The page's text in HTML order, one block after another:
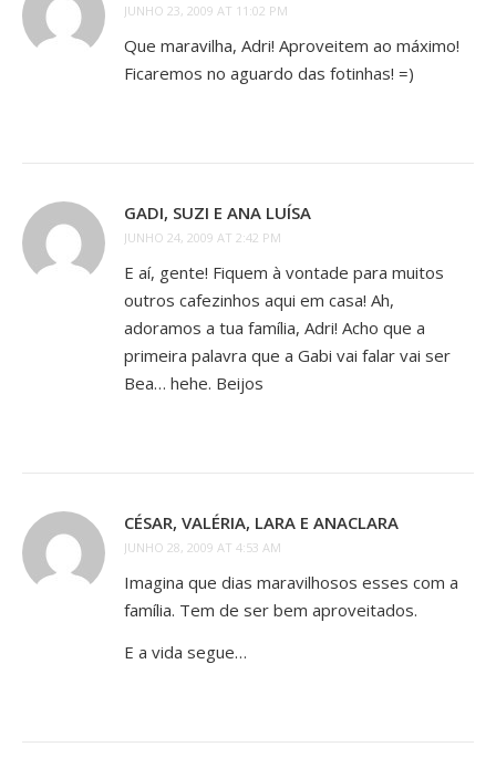
JUNHO 23, 2009 AT 11:02 PM
Que maravilha, Adri! Aproveitem ao máximo!
Ficaremos no aguardo das fotinhas! =)
GADI, SUZI E ANA LUÍSA
JUNHO 24, 2009 AT 2:42 PM
E aí, gente! Fiquem à vontade para muitos
outros cafezinhos aqui em casa! Ah,
adoramos a tua família, Adri! Acho que a
primeira palavra que a Gabi vai falar vai ser
Bea… hehe. Beijos
CÉSAR, VALÉRIA, LARA E ANACLARA
JUNHO 28, 2009 AT 4:53 AM
Imagina que dias maravilhosos esses com a
família. Tem de ser bem aproveitados.
E a vida segue…